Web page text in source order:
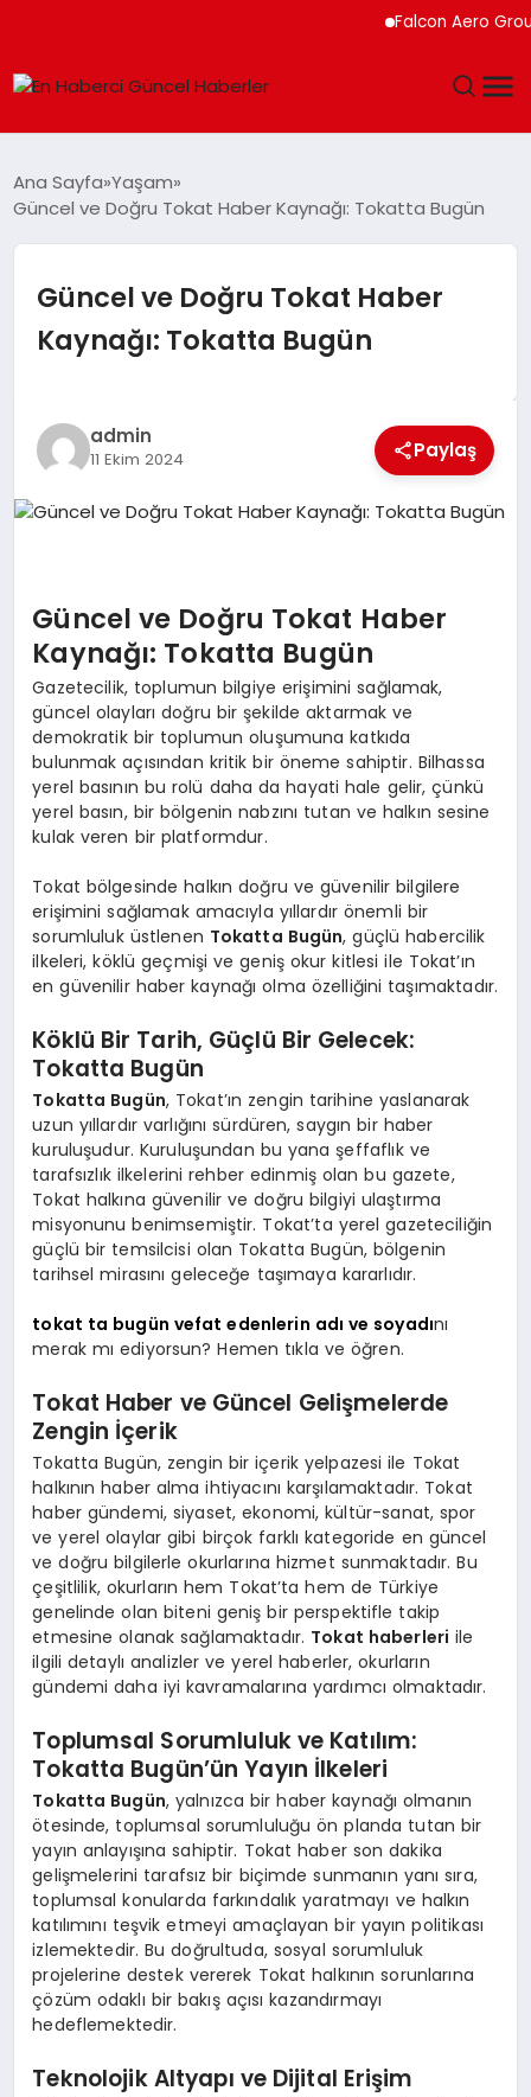
Falcon Aero Group,
SAĞLIK
TEKNOLOJI
DÜNYA
SIYASET
Ana Sayfa Yaşam
Güncel ve Doğru Tokat Haber Kaynağı: Tokatta Bugün
Güncel ve Doğru Tokat Haber
Kaynağı: Tokatta Bugün
admin
11 Ekim 2024 Paylaş
Güncel ve Doğru Tokat Haber
Kaynağı: Tokatta Bugün
Gazetecilik, toplumun bilgiye erişimini sağlamak,
güncel olayları doğru bir şekilde aktarmak ve
demokratik bir toplumun oluşumuna katkıda
bulunmak açısından kritik bir öneme sahiptir. Bilhassa
yerel basının bu rolü daha da hayati hale gelir, çünkü
yerel basın, bir bölgenin nabzını tutan ve halkın sesine
kulak veren bir platformdur.
Tokat bölgesinde halkın doğru ve güvenilir bilgilere
erişimini sağlamak amacıyla yıllardır önemli bir
sorumluluk üstlenen Tokatta Bugün, güçlü habercilik
ilkeleri, köklü geçmişi ve geniş okur kitlesi ile Tokat’ın
en güvenilir haber kaynağı olma özelliğini taşımaktadır.
Köklü Bir Tarih, Güçlü Bir Gelecek:
Tokatta Bugün
Tokatta Bugün, Tokat’ın zengin tarihine yaslanarak
uzun yıllardır varlığını sürdüren, saygın bir haber
kuruluşudur. Kuruluşundan bu yana şeffaflık ve
tarafsızlık ilkelerini rehber edinmiş olan bu gazete,
Tokat halkına güvenilir ve doğru bilgiyi ulaştırma
misyonunu benimsemiştir. Tokat’ta yerel gazeteciliğin
güçlü bir temsilcisi olan Tokatta Bugün, bölgenin
tarihsel mirasını geleceğe taşımaya kararlıdır.
tokat ta bugün vefat edenlerin adı ve soyadını
merak mı ediyorsun? Hemen tıkla ve öğren.
Tokat Haber ve Güncel Gelişmelerde
Zengin İçerik
Tokatta Bugün, zengin bir içerik yelpazesi ile Tokat
halkının haber alma ihtiyacını karşılamaktadır. Tokat
haber gündemi, siyaset, ekonomi, kültür-sanat, spor
ve yerel olaylar gibi birçok farklı kategoride en güncel
ve doğru bilgilerle okurlarına hizmet sunmaktadır. Bu
çeşitlilik, okurların hem Tokat’ta hem de Türkiye
genelinde olan biteni geniş bir perspektifle takip
etmesine olanak sağlamaktadır. Tokat haberleri ile
ilgili detaylı analizler ve yerel haberler, okurların
gündemi daha iyi kavramalarına yardımcı olmaktadır.
Toplumsal Sorumluluk ve Katılım:
Tokatta Bugün’ün Yayın İlkeleri
Tokatta Bugün, yalnızca bir haber kaynağı olmanın
ötesinde, toplumsal sorumluluğu ön planda tutan bir
yayın anlayışına sahiptir. Tokat haber son dakika
gelişmelerini tarafsız bir biçimde sunmanın yanı sıra,
toplumsal konularda farkındalık yaratmayı ve halkın
katılımını teşvik etmeyi amaçlayan bir yayın politikası
izlemektedir. Bu doğrultuda, sosyal sorumluluk
projelerine destek vererek Tokat halkının sorunlarına
çözüm odaklı bir bakış açısı kazandırmayı
hedeflemektedir.
Teknolojik Altyapı ve Dijital Erişim